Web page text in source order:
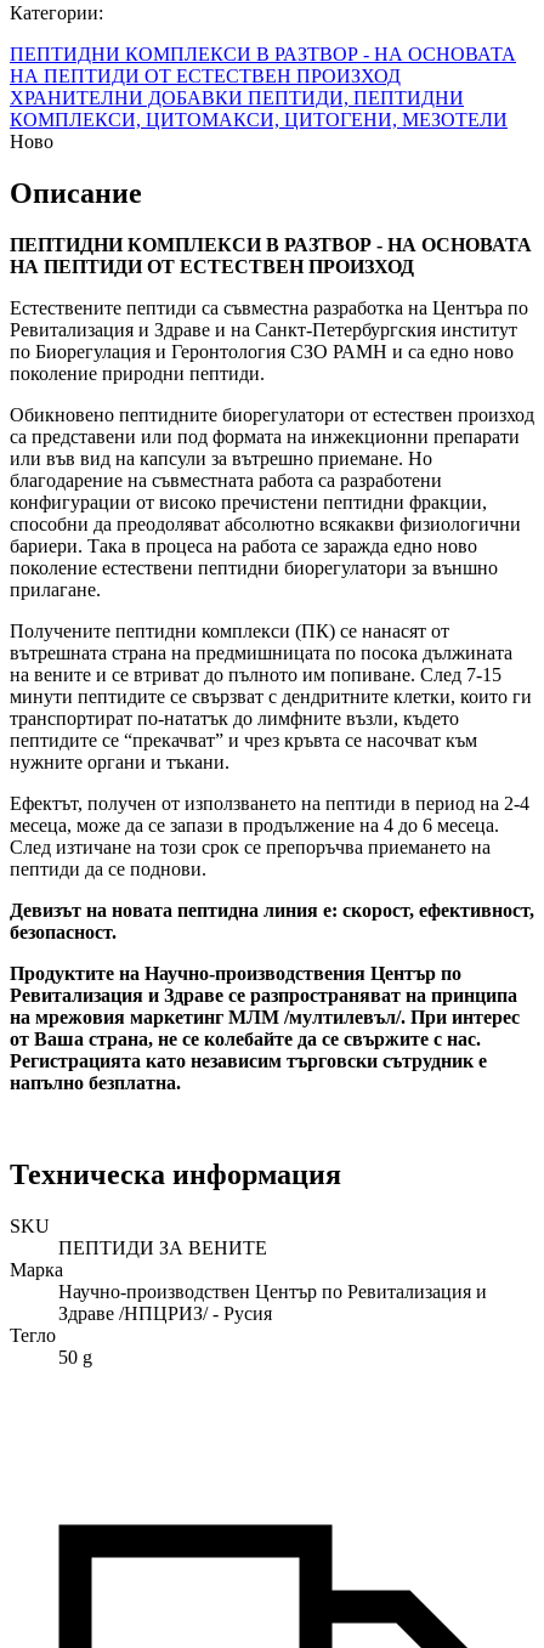
Категории:
ПЕПТИДНИ КОМПЛЕКСИ В РАЗТВОР - НА ОСНОВАТА
НА ПЕПТИДИ ОТ ЕСТЕСТВЕН ПРОИЗХОД
ХРАНИТЕЛНИ ДОБАВКИ ПЕПТИДИ, ПЕПТИДНИ
КОМПЛЕКСИ, ЦИТОМАКСИ, ЦИТОГЕНИ, МЕЗОТЕЛИ
Ново
Описание
ПЕПТИДНИ КОМПЛЕКСИ В РАЗТВОР - НА ОСНОВАТА
НА ПЕПТИДИ ОТ ЕСТЕСТВЕН ПРОИЗХОД
Естествените пептиди са съвместна разработка на Центъра по
Ревитализация и Здраве и на Санкт-Петербургския институт
по Биорегулация и Геронтология СЗО РАМН и са едно ново
поколение природни пептиди.
Обикновено пептидните биорегулатори от естествен произход
са представени или под формата на инжекционни препарати
или във вид на капсули за вътрешно приемане. Но
благодарение на съвместната работа са разработени
конфигурации от високо пречистени пептидни фракции,
способни да преодоляват абсолютно всякакви физиологични
бариери. Така в процеса на работа се заражда едно ново
поколение естествени пептидни биорегулатори за външно
прилагане.
Получените пептидни комплекси (ПК) се нанасят от
вътрешната страна на предмишницата по посока дължината
на вените и се втриват до пълното им попиване. След 7-15
минути пептидите се свързват с дендритните клетки, които ги
транспортират по-нататък до лимфните възли, където
пептидите се “прекачват” и чрез кръвта се насочват към
нужните органи и тъкани.
Ефектът, получен от използването на пептиди в период на 2-4
месеца, може да се запази в продължение на 4 до 6 месеца.
След изтичане на този срок се препоръчва приемането на
пептиди да се поднови.
Девизът на новата пептидна линия е: скорост, ефективност,
безопасност.
Продуктите на Научно-производствения Център по
Ревитализация и Здраве се разпространяват на принципа
на мрежовия маркетинг МЛМ /мултилевъл/. При интерес
от Ваша страна, не се колебайте да се свържите с нас.
Регистрацията като независим търговски сътрудник е
напълно безплатна.
Техническа информация
SKU
ПЕПТИДИ ЗА ВЕНИТЕ
Марка
Научно-производствен Център по Ревитализация и
Здраве /НПЦРИЗ/ - Русия
Тегло
50 g